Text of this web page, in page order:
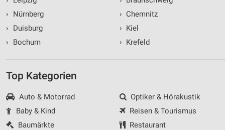
›
Nürnberg
›
Duisburg
›
Bochum
› Chemnitz
› Kiel
› Krefeld
Top Kategorien
Auto & Motorrad
Baby & Kind
Baumärkte
Optiker & Hörakustik
Reisen & Tourismus
Restaurant